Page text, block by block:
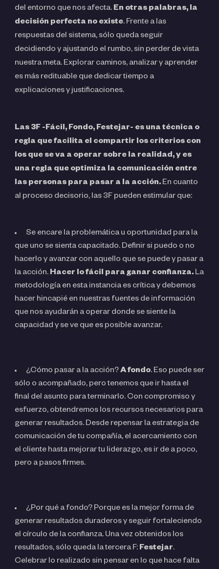
del entorno que nos afecta. En otras palabras, la
decisión perfecta no existe. Frente a las
respuestas del sistema, sólo queda seguir
decidiendo y ajustando el rumbo, sin perder de vista
nuestra meta. Explorar caminos, analizar y aprender
es más redituable que dedicar tiempo a
explicaciones y justificaciones.
Las 3F -Fácil, Fondo, Festejar- es una técnica o
regla que facilita el compartir los criterios con
los que se va a operar sobre la realidad, y es
una regla que optimiza la comunicación entre
las personas para pasar a la acción. En cuanto
al proceso decisorio, las 3F pueden estimular que:
Se encare la problemática u oportunidad para la
que uno se sienta capacitado. Definir si puedo o no
hacerlo y avanzar con aquello que se puede y pasar a
la acción. Hacer lo fácil para ganar confianza. La
metodología en esta instancia es crítica y debemos
hacer hincapié en nuestras fuentes de información
que nos ayudarán a operar donde se siente la
capacidad y se ve que es posible avanzar.
¿Cómo pasar a la acción?A fondo. Eso puede ser
sólo o acompañado, pero tenemos que ir hasta el
final del asunto para terminarlo. Con compromiso y
esfuerzo, obtendremos los recursos necesarios para
generar resultados. Desde repensar la estrategia de
comunicación de tu compañía, el acercamiento con
el cliente hasta mejorar tu liderazgo, es ir de a poco,
pero a pasos firmes.
¿Por qué a fondo? Porque es la mejor forma de
generar resultados duraderosy seguir fortaleciendo
el círculo de la confianza. Una vez obtenidos los
resultados, sólo queda la tercera F: Festejar.
Celebrar lo realizado sin pensar en lo que hace falta